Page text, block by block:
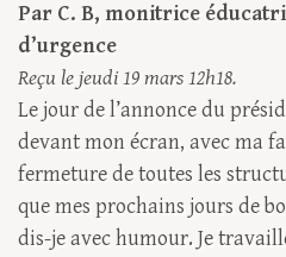
Par C. B, monitrice
d’urgence
Reçu le jeudi 19 mars 12h18.
Le jour de l’annonce du
devant mon écran, avec ma
fermeture de toutes les
que mes prochains jours de
dis-je avec humour. Je